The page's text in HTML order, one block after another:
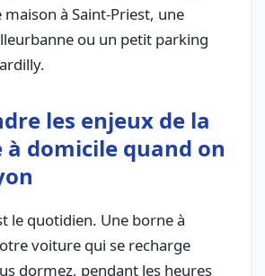
à Saint-Priest, une
ou un petit parking
les enjeux de la
à domicile quand on
le quotidien. Une borne à
voiture qui se recharge
dormez, pendant les heures